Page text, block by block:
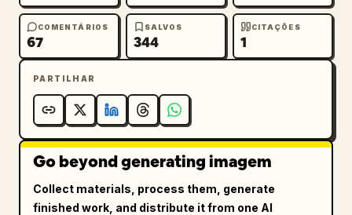
COMENTÁRIOS
67
SALVOS
344
CITAÇÕES
1
PARTILHAR
Go beyond generating imagem
Collect materials, process them, generate
finished work, and distribute it from one AI